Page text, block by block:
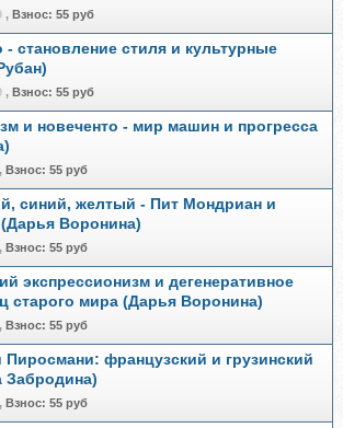
, Взнос: 55 руб
- становление стиля и культурные
, Взнос: 55 руб
и новеченто - мир машин и прогресса
, Взнос: 55 руб
синий, желтый - Пит Мондриан и
Воронина)
, Взнос: 55 руб
экспрессионизм и дегенеративное
старого мира (Дарья Воронина)
, Взнос: 55 руб
Пиросмани: французский и грузинский
Забродина)
, Взнос: 55 руб